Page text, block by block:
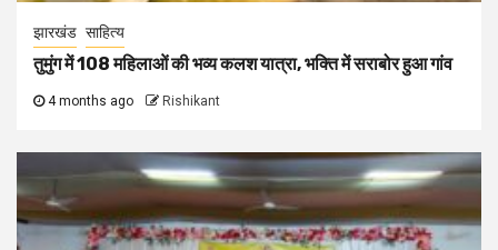
झारखंड साहित्य
तुमुंग में 108 महिलाओं की भव्य कलश यात्रा, भक्ति में सराबोर हुआ गांव
4 months ago Rishikant